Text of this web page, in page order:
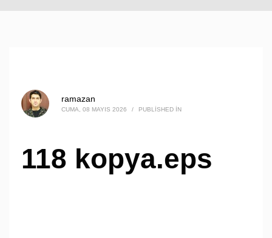
ramazan
CUMA, 08 MAYIS 2026 / PUBLISHED IN
118 kopya.eps